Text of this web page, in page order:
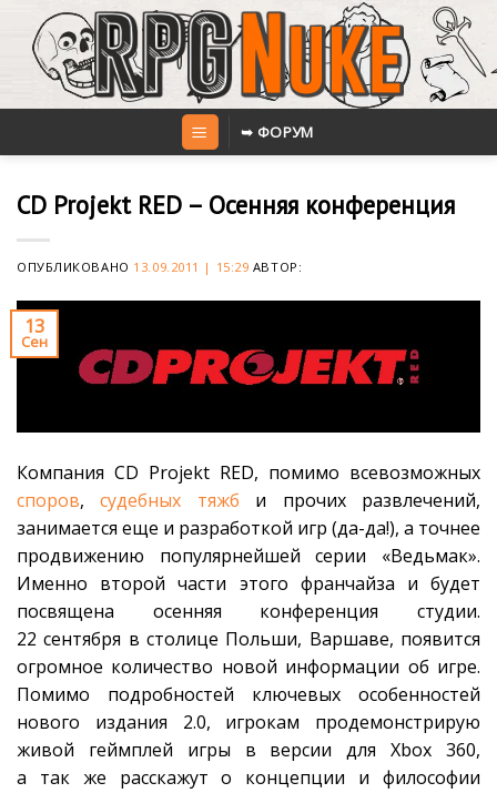
content
➥ ФОРУМ
CD Projekt RED – Осенняя конференция
ОПУБЛИКОВАНО 13.09.2011 | 15:29 АВТОР:
13
Сен
Компания CD Projekt RED, помимо всевозможных
споров,судебных тяжб и прочих развлечений,
занимается еще и разработкой игр (да-да!), а точнее
продвижению популярнейшей серии «Ведьмак».
Именно второй части этого франчайза и будет
посвящена осенняя конференция студии.
22 сентября в столице Польши, Варшаве, появится
огромное количество новой информации об игре.
Помимо подробностей ключевых особенностей
нового издания 2.0, игрокам продемонстрирую
живой геймплей игры в версии для Xbox 360,
а так же расскажут о концепции и философии